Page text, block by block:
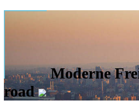
Moderne
road